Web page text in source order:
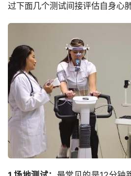
过下面几个测试间接评估自身心